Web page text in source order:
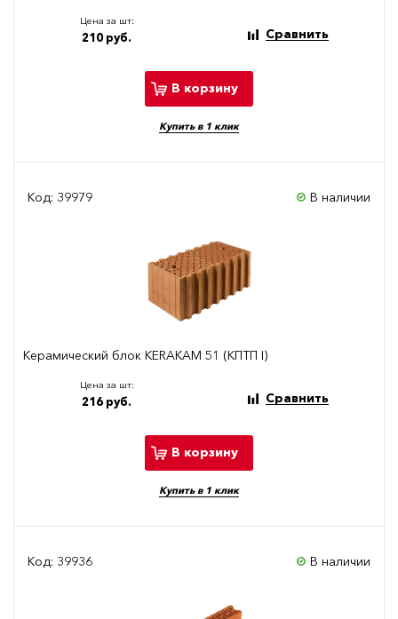
Цена за шт:
210 руб. Сравнить
В корзину
Купить в 1 клик
Код: 39979 В наличии
Керамический блок KERAKAM 51 (КПТП I)
Цена за шт:
216 руб. Сравнить
В корзину
Купить в 1 клик
Код: 39936 В наличии